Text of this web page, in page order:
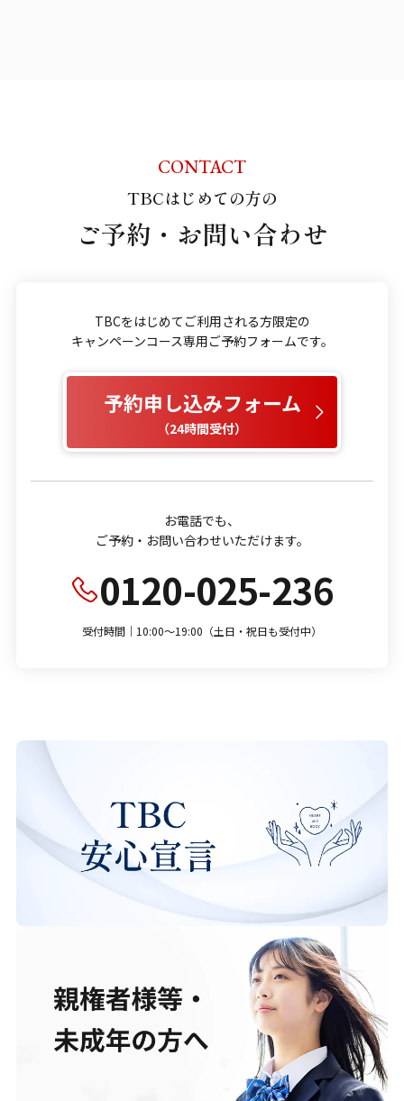
CONTACT
TBCはじめての方の
ご予約・お問い合わせ
TBCをはじめてご利用される方限定の
キャンペーンコース専用ご予約フォームです。
予約申し込みフォーム
（24時間受付）
お電話でも、
ご予約・お問い合わせいただけます。
0120-025-236
受付時間｜10:00～19:00（土日・祝日も受付中）